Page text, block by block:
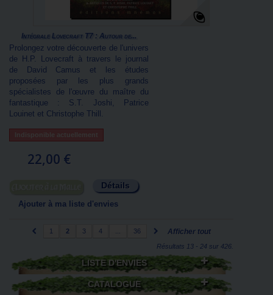
Intégrale Lovecraft T7 : Autour de...
Prolongez votre découverte de l'univers
de H.P. Lovecraft à travers le journal
de David Camus et les études
proposées par les plus grands
spécialistes de l'œuvre du maître du
fantastique : S.T. Joshi, Patrice
Louinet et Christophe Thill.
Indisponible actuellement
22,00 €
Détails
Ajouter à ma liste d'envies
Afficher tout
1 2 3 4 36
Résultats 13 - 24 sur 426.
LISTE D'ENVIES
CATALOGUE